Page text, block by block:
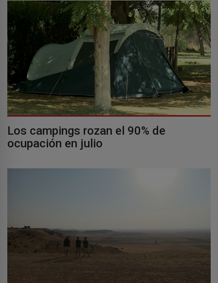
Los campings rozan el 90% de
ocupación en julio